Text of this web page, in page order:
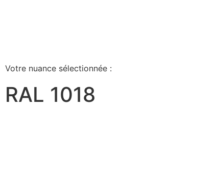
Votre nuance sélectionnée :
RAL 1018